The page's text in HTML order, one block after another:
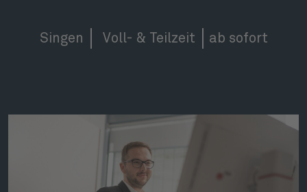
Singen Voll- & Teilzeit ab sofort